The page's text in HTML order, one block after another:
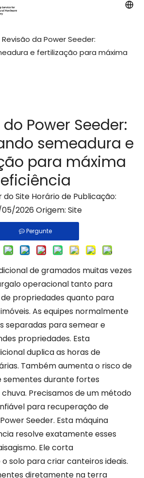
Revisão da Power Seeder:
e fertilização para máxima
Power Seeder:
semeadura e
para máxima
eficiência
do Site Horário de Publicação:
2026 Origem: Site
Pergunte
de gramados muitas vezes
operacional tanto para
propriedades quanto para
As equipes normalmente
separadas para semear e
propriedades. Esta
duplica as horas de
Também aumenta o risco de
sementes durante fortes
Precisamos de um método
para recuperação de
Seeder. Esta máquina
resolve exatamente esses
Ele corta
solo para criar canteiros ideais.
diretamente na terra